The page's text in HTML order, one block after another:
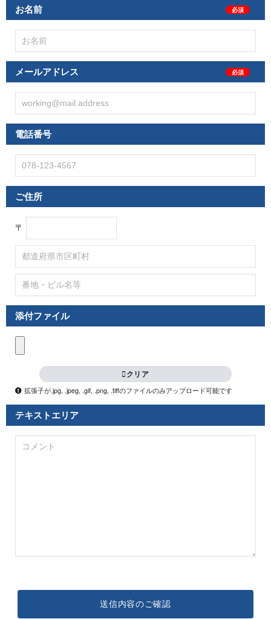
お 名 前 必須
メール ア ド レ ス 必須
電 話 番 号
ご 住 所
〒
添付 フ ァ イ ル
拡張子が.jpg, .jpeg, .gif, .png, .tiffのファイルのみアップロード可能です
テキス ト エ リ ア